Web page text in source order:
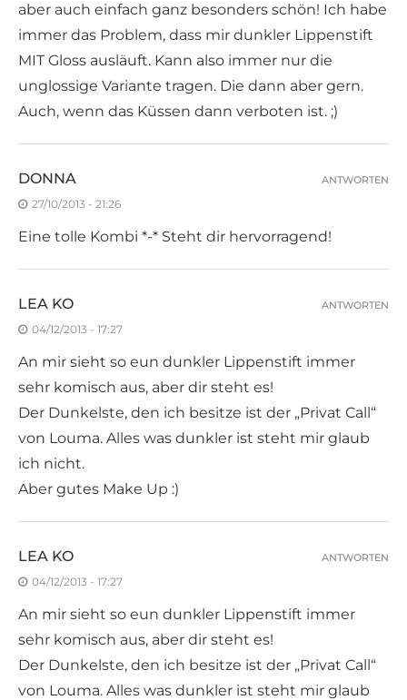
aber auch einfach ganz besonders schön! Ich habe
immer das Problem, dass mir dunkler Lippenstift
MIT Gloss ausläuft. Kann also immer nur die
unglossige Variante tragen. Die dann aber gern.
Auch, wenn das Küssen dann verboten ist. ;)
DONNA
27/10/2013 - 21:26
Eine tolle Kombi *-* Steht dir hervorragend!
ANTWORTEN
LEA KO
04/12/2013 - 17:27
An mir sieht so eun dunkler Lippenstift immer
sehr komisch aus, aber dir steht es!
Der Dunkelste, den ich besitze ist der „Privat Call“
von Louma. Alles was dunkler ist steht mir glaub
ich nicht.
Aber gutes Make Up :)
ANTWORTEN
LEA KO
04/12/2013 - 17:27
An mir sieht so eun dunkler Lippenstift immer
sehr komisch aus, aber dir steht es!
Der Dunkelste, den ich besitze ist der „Privat Call“
von Louma. Alles was dunkler ist steht mir glaub
ANTWORTEN